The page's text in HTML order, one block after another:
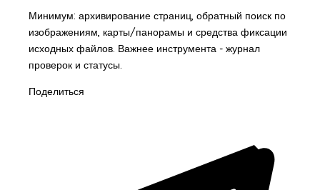
Минимум: архивирование страниц, обратный поиск по
изображениям, карты/панорамы и средства фиксации
исходных файлов. Важнее инструмента - журнал
проверок и статусы.
Поделиться